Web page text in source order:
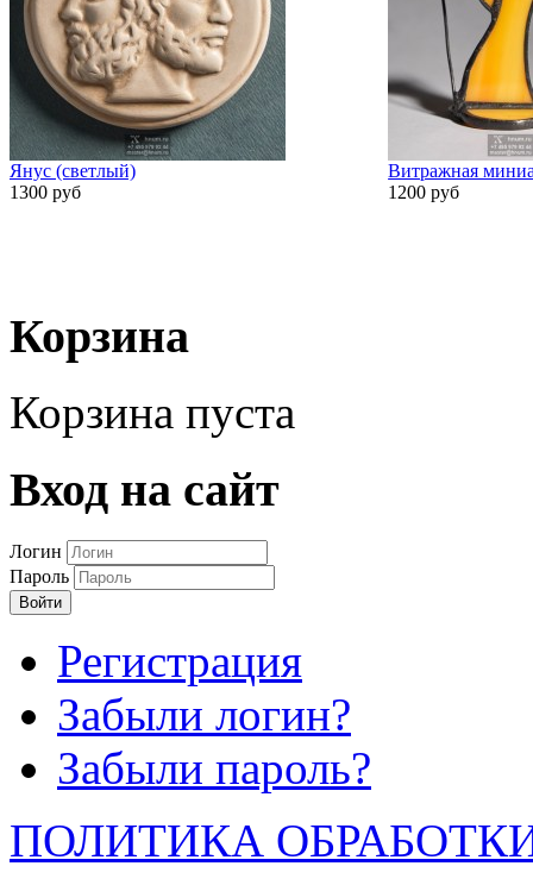
Янус (светлый)
1300 руб
Витражная
1200 руб
Корзина
Корзина пуста
Вход на сайт
Логин
Пароль
Войти
Регистрация
Забыли логин?
Забыли пароль?
ПОЛИТИКА